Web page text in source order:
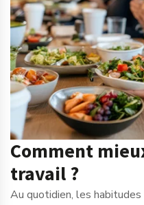
Comment
travail ?
Au quotidien, les